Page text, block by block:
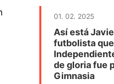
01. 02. 2025
Así está
futbolista
de gloria fue
Gimnasia